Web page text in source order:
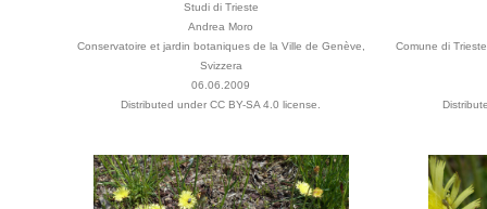
Studi di Trieste
Andrea Moro
Conservatoire et jardin botaniques de la Ville de Genève,
Svizzera
06.06.2009
Distributed under CC BY-SA 4.0 license.
Comune di